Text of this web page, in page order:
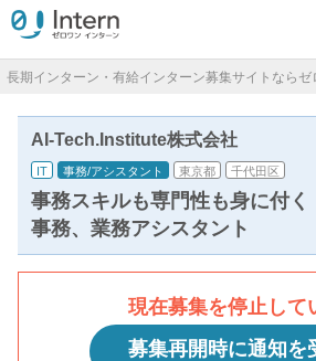
長期インターン・有給インターン募集サイトならゼ
AI-Tech.Institute株式会社
IT 事務/アシスタント 東京都 千代田区
事務スキルも専門性も身に付
事務、業務アシスタント
現在募集を停止して
募集再開時に通知を